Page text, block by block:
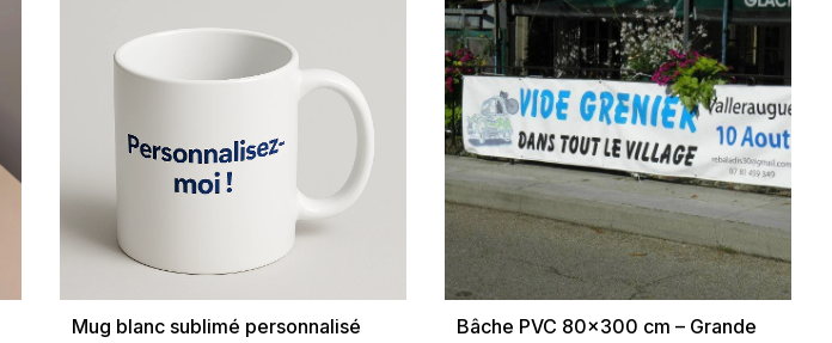
Mug blanc sublimé personnalisé Bâche PVC 80x300 cm – Grande